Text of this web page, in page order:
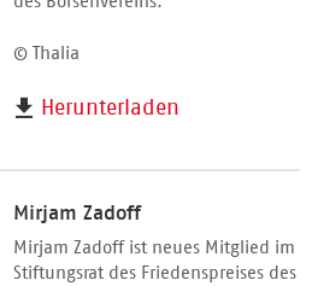
© Thalia
Herunterladen
Mirjam Zadoff
Mirjam Zadoff ist neues Mitglied im
Stiftungsrat des Friedenspreises des